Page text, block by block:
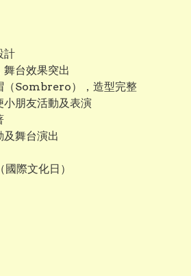
計
舞台效果突出
（Sombrero），造型完整
小朋友活動及表演
及舞台演出
際文化日）